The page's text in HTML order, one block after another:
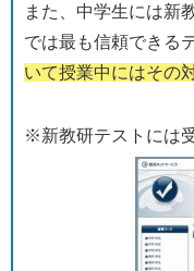
また、中学生には新
では最も信頼できる
いて授業中にはその
※新教研テストには